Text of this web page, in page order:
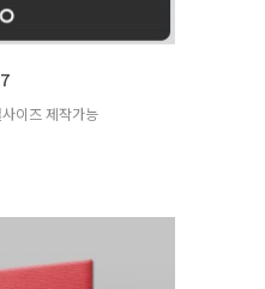
이즈 제작가능